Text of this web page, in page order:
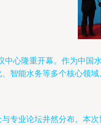
心隆重开幕。作为中
智能水务等多个核心领
专业论坛井然分布。本